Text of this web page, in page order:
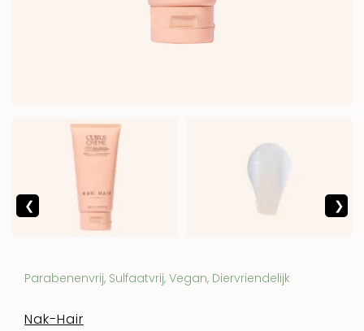
Parabenenvrij, Sulfaatvrij, Vegan, Diervriendelijk
Nak-Hair